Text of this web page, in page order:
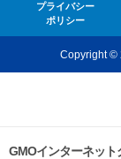
プライバシー
ポリシー
Copyright ©
GMOインターネッ